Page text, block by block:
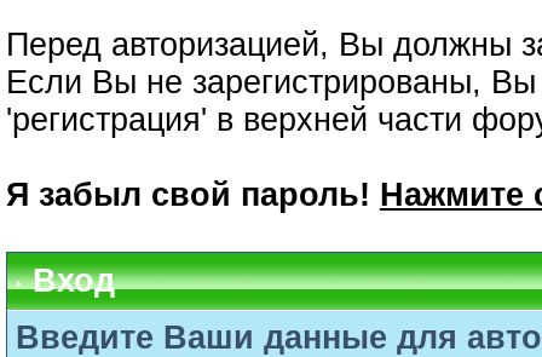
Перед авторизацией, Вы должны
Если Вы не зарегистрированы,
'регистрация' в верхней части
Я забыл свой пароль! Нажмите
Вход
Введите Ваши данные для